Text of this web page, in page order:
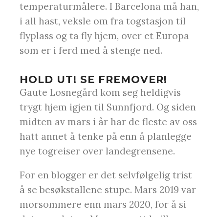
temperaturmålere. I Barcelona må han,
i all hast, veksle om fra togstasjon til
flyplass og ta fly hjem, over et Europa
som er i ferd med å stenge ned.
HOLD UT! SE FREMOVER!
Gaute Losnegård kom seg heldigvis
trygt hjem igjen til Sunnfjord. Og siden
midten av mars i år har de fleste av oss
hatt annet å tenke på enn å planlegge
nye togreiser over landegrensene.
For en blogger er det selvfølgelig trist
å se besøkstallene stupe. Mars 2019 var
morsommere enn mars 2020, for å si